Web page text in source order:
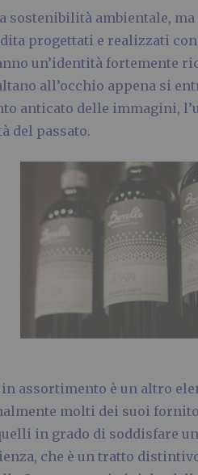
sostenibilità ambientale,
progettati e realizzati
un’identità fortemente
all’occhio appena si
anticato delle immagini,
del passato.
assortimento è un altro
molti dei suoi
in grado di soddisfare
che è un tratto